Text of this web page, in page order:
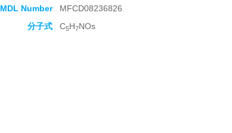
MDL Number
MFCD08236826
分子式 C5H7NOs